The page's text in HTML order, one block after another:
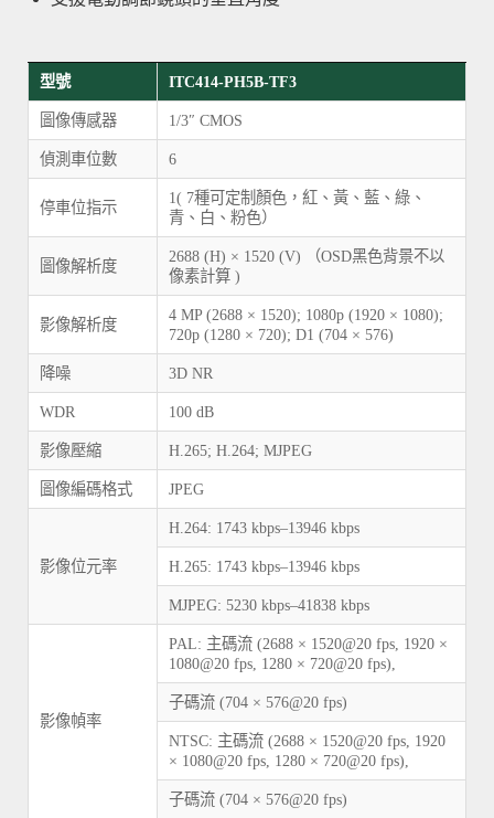
型號 ITC414-PH5B-TF3
圖像傳感器 1/3″ CMOS
偵測車位數 6
停車位指示
1( 7種可定制顏色，紅、黃、藍、綠、
青、白、粉色）
圖像解析度
2688 (H) × 1520 (V) （OSD黑色背景不以
像素計算 )
影像解析度
4 MP (2688 × 1520); 1080p (1920 × 1080);
720p (1280 × 720); D1 (704 × 576)
降噪 3D NR
WDR 100 dB
影像壓縮 H.265; H.264; MJPEG
圖像編碼格式 JPEG
影像位元率
H.264: 1743 kbps–13946 kbps
H.265: 1743 kbps–13946 kbps
MJPEG: 5230 kbps–41838 kbps
影像幀率
PAL: 主碼流 (2688 × 1520@20 fps, 1920 ×
1080@20 fps, 1280 × 720@20 fps),
子碼流 (704 × 576@20 fps)
NTSC: 主碼流 (2688 × 1520@20 fps, 1920
× 1080@20 fps, 1280 × 720@20 fps),
子碼流 (704 × 576@20 fps)